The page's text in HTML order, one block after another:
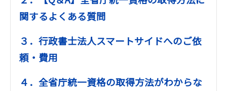
関するよくある質問
３．行政書士法人スマートサイドへのご依
頼・費用
４．全省庁統一資格の取得方法がわからな